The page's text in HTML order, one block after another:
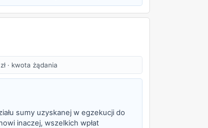
· kwota żądania
sumy uzyskanej w egzekucji do
inaczej, wszelkich wpłat